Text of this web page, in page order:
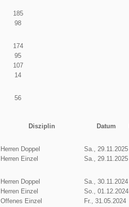
185
98
174
95
107
14
56
Disziplin Datum
Herren Doppel Sa., 29.11.2025
Herren Einzel Sa., 29.11.2025
Herren Doppel Sa., 30.11.2024
Herren Einzel So., 01.12.2024
Offenes Einzel Fr., 31.05.2024